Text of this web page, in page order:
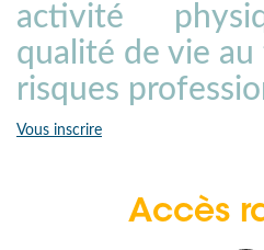
activité
qualité de vie au
risques
Vous inscrire
Accès